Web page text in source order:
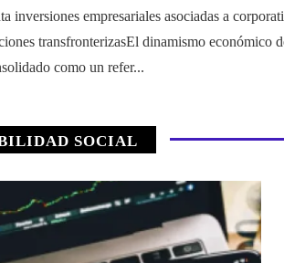
inversiones empresariales asociadas a
transfronterizasEl dinamismo económico
como un refer...
SOCIAL